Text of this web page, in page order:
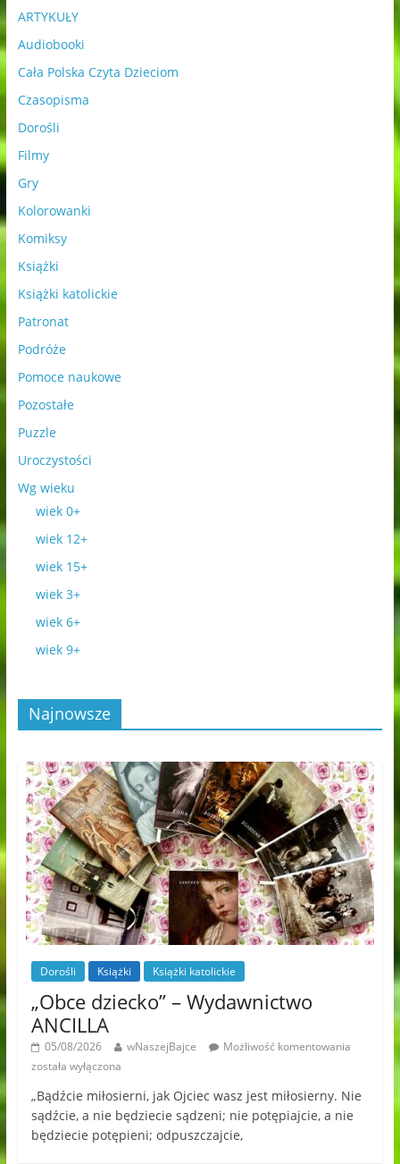
ARTYKUŁY
Audiobooki
Cała Polska Czyta Dzieciom
Czasopisma
Dorośli
Filmy
Gry
Kolorowanki
Komiksy
Książki
Książki katolickie
Patronat
Podróże
Pomoce naukowe
Pozostałe
Puzzle
Uroczystości
Wg wieku
wiek 0+
wiek 12+
wiek 15+
wiek 3+
wiek 6+
wiek 9+
Najnowsze
Dorośli Książki Książki katolickie
„Obce dziecko” – Wydawnictwo
ANCILLA
05/08/2026 wNaszejBajce
Możliwość komentowania
została wyłączona
„Bądźcie miłosierni, jak Ojciec wasz jest miłosierny. Nie
sądźcie, a nie będziecie sądzeni; nie potępiajcie, a nie
będziecie potępieni; odpuszczajcie,